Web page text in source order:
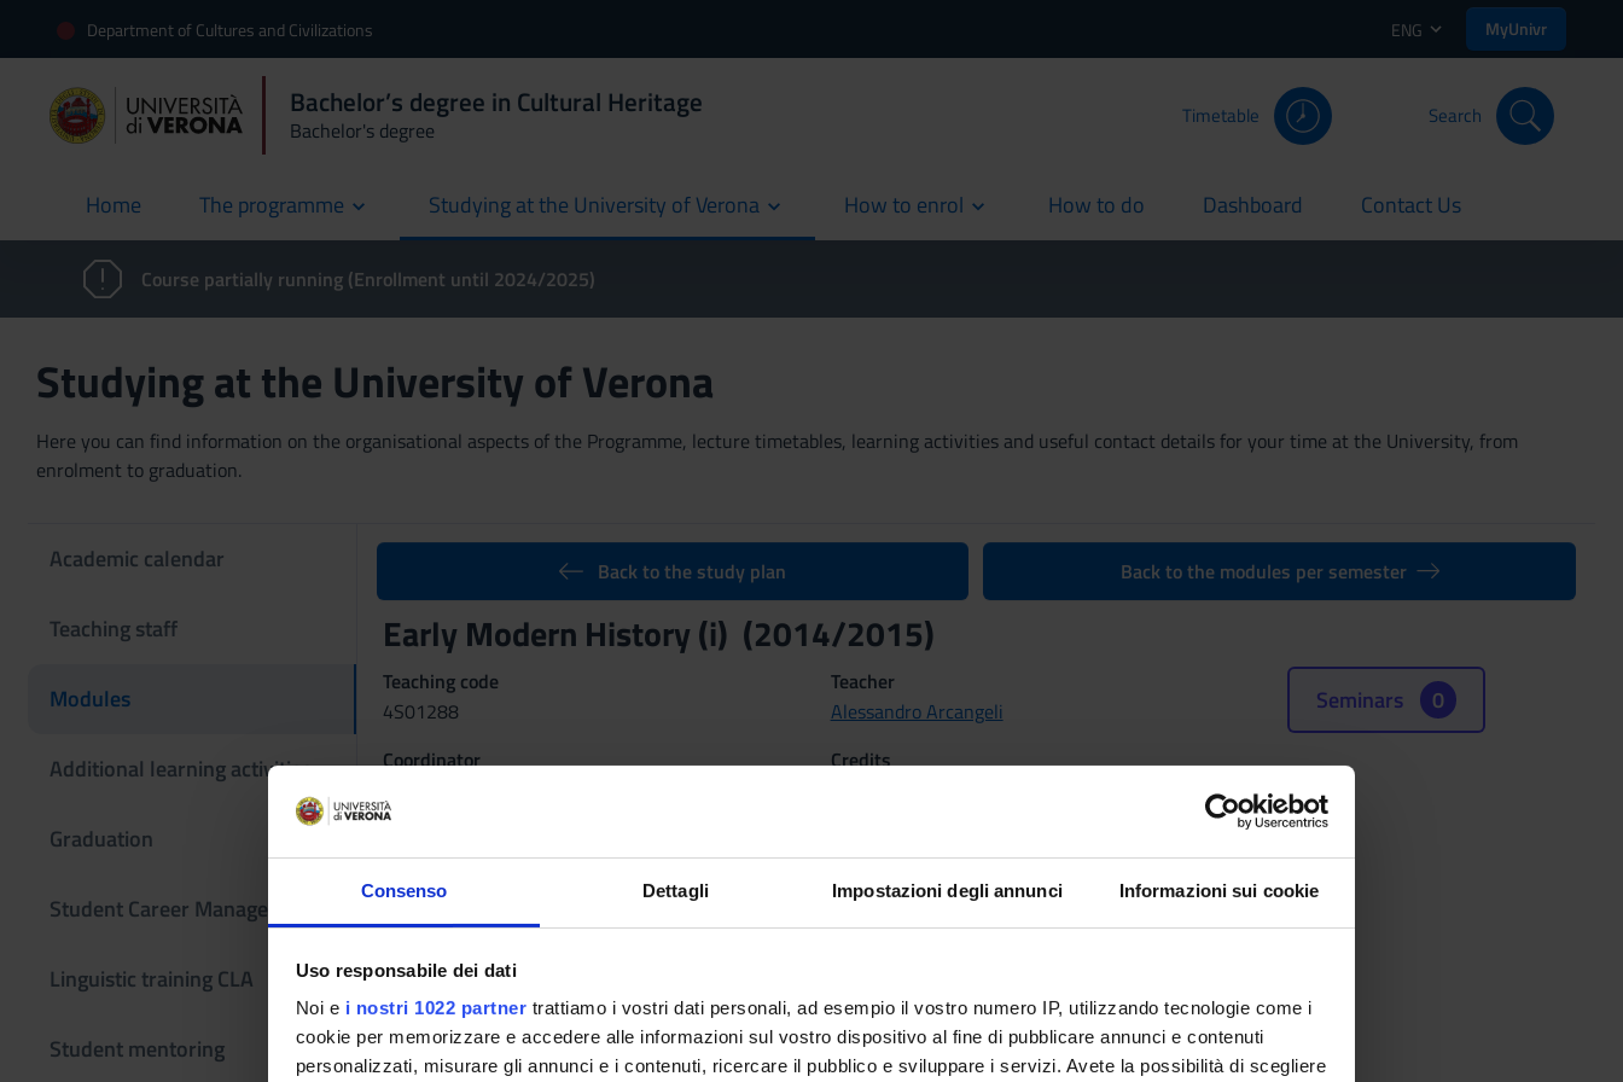
Consenso Dettagli Impostazioni degli annunci Informazioni sui cookie
Uso responsabile dei dati
Noi e i nostri 1022 partner trattiamo i vostri dati personali, ad esempio il vostro numero IP, utilizzando tecnologie come i
cookie per memorizzare e accedere alle informazioni sul vostro dispositivo al fine di pubblicare annunci e contenuti
personalizzati, misurare gli annunci e i contenuti, ricercare il pubblico e sviluppare i servizi. Avete la possibilità di scegliere
Department of Cultures and Civilizations ENG MyUnivr
Bachelor’s degree in Cultural Heritage
Bachelor's degree
Timetable Search
Home
current The programme Studying at the University of Verona How to enrol How to do
current Dashboard
current Contact Us
current
Course partially running (Enrollment until 2024/2025)
Studying at the University of Verona
Here you can find information on the organisational aspects of the Programme, lecture timetables, learning activities and useful contact details for your time at the University, from
enrolment to graduation.
Academic calendar
Teaching staff
Modules
Additional learning activities
Graduation
Student Career Management
Linguistic training CLA
Student mentoring
Back to the study plan Back to the modules per semester
Early Modern History (i) (2014/2015)
Teaching code
4S01288
Teacher
Alessandro Arcangeli
Coordinator
Credits
Italian
M-STO/02 - MODERN HISTORY
Period
Seminars 0
Learning outcomes
General history 1450-1815, with particular emphasis on European cultural history.